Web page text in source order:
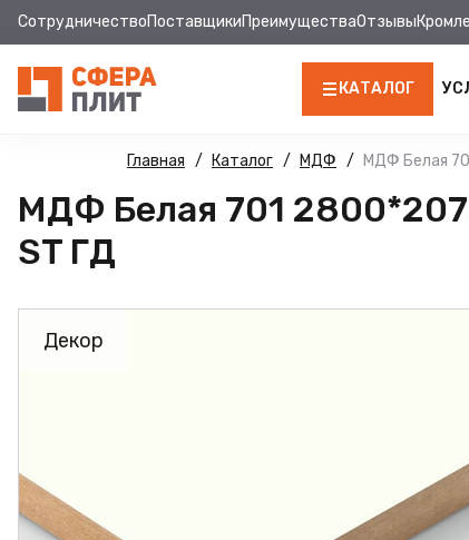
СотрудничествоПоставщикиПреимуществаОтзывы
КАТАЛОГ
ЛДСП
КРОМКА
МДФ ПАНЕЛИ
Главная Каталог МДФ МДФ Белая
МДФ Белая 701
ST ГД
Декор